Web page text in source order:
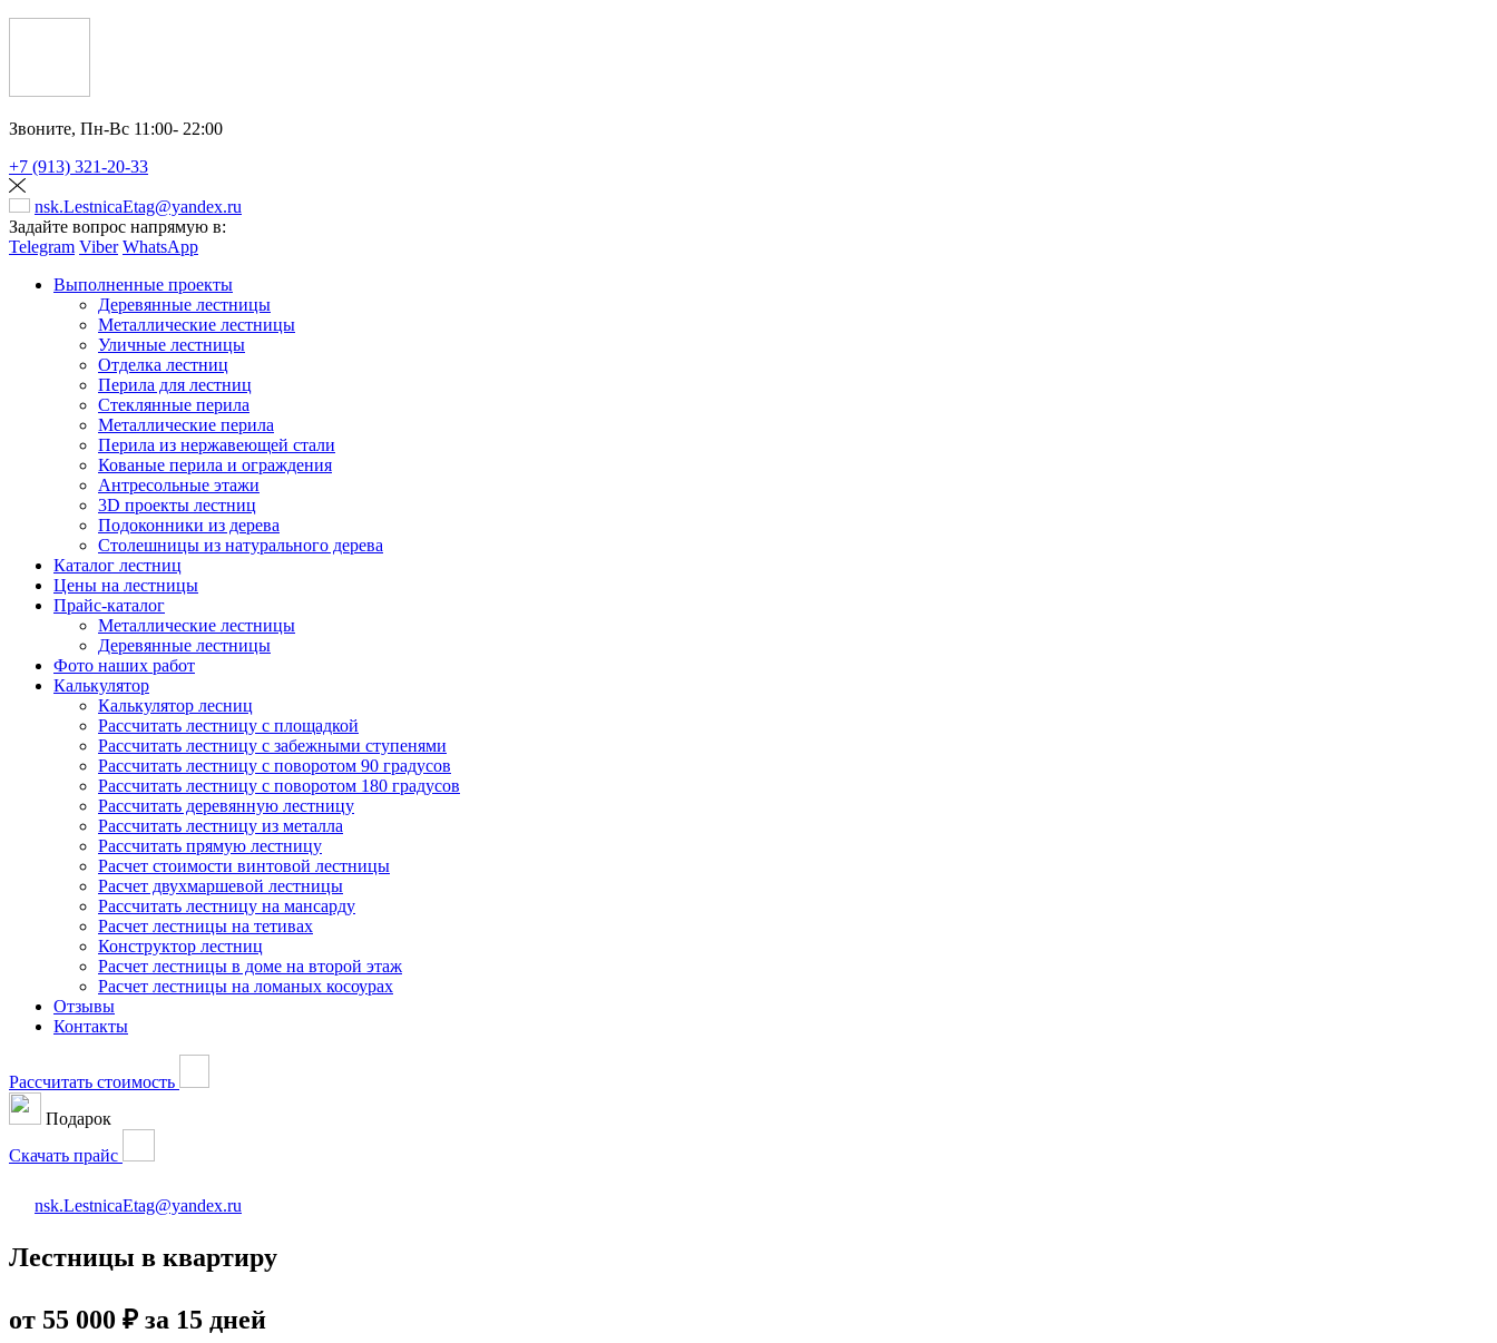
Звоните, Пн-Вс 11:00- 22:00
+7 (913) 321-20-33
nsk.LestnicaEtag@yandex.ru
Задайте вопрос напрямую в:
Telegram Viber WhatsApp
Выполненные проекты
Деревянные лестницы
Металлические лестницы
Уличные лестницы
Отделка лестниц
Перила для лестниц
Стеклянные перила
Металлические перила
Перила из нержавеющей стали
Кованые перила и ограждения
Антресольные этажи
3D проекты лестниц
Подоконники из дерева
Столешницы из натурального дерева
Каталог лестниц
Цены на лестницы
Прайс-каталог
Металлические лестницы
Деревянные лестницы
Фото наших работ
Калькулятор
Калькулятор лесниц
Рассчитать лестницу с площадкой
Рассчитать лестницу с забежными ступенями
Рассчитать лестницу с поворотом 90 градусов
Рассчитать лестницу с поворотом 180 градусов
Рассчитать деревянную лестницу
Рассчитать лестницу из металла
Рассчитать прямую лестницу
Расчет стоимости винтовой лестницы
Расчет двухмаршевой лестницы
Рассчитать лестницу на мансарду
Расчет лестницы на тетивах
Конструктор лестниц
Расчет лестницы в доме на второй этаж
Расчет лестницы на ломаных косоурах
Отзывы
Контакты
Рассчитать стоимость
Подарок
Скачать прайс
nsk.LestnicaEtag@yandex.ru
Лестницы в квартиру
от 55 000 ₽ за 15 дней